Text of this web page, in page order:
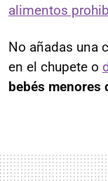
alimentos
No añadas una
en el chupete o
bebés menores